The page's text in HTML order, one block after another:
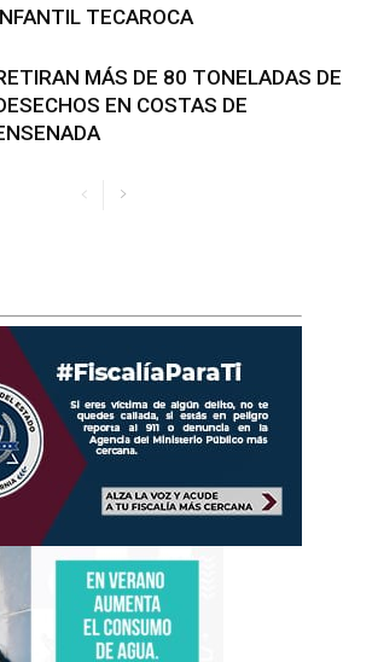
TECAROCA
MÁS DE 80 TONELADAS DE
EN COSTAS DE